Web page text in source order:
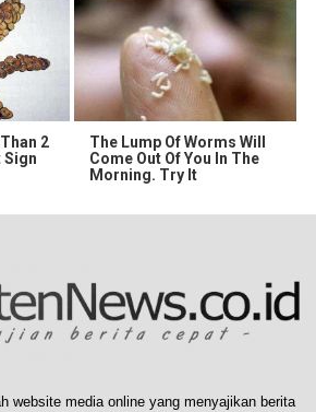
2
Sign
The Lump Of Worms Will
Come Out Of You In The
Morning. Try It
website media online yang menyajikan berita